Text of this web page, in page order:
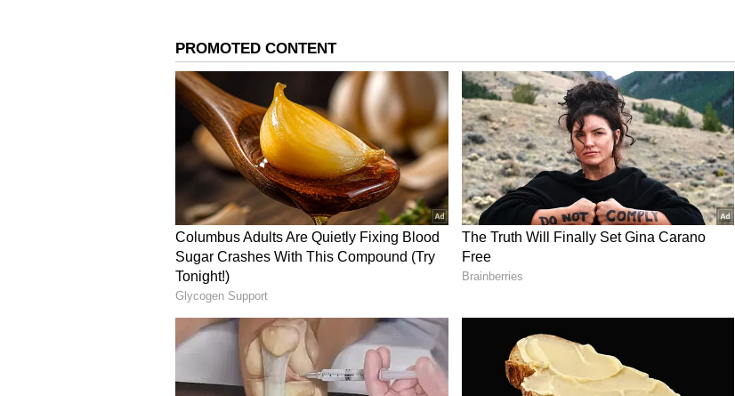
Relationship Anxiety ಗೆ ಕಾರಣಗಳು :
ಸಂಬಂಧದಲ್ಲಿ ಆತಂಕ ಕಾಡಲು ಅನೇಕ ಕಾರಣಗಳಿವೆ. ಪತಿ ಅಥವಾ ಪತ್ನಿ, ತನ್ನ ಸಂಗಾತಿ
ಪರಿಪೂರ್ಣವಾಗಬೇಕೆಂದು ನಿರೀಕ್ಷಿಸಲು ಪ್ರಾರಂಭಿಸಿದಾಗ ಈ ಸಮಸ್ಯೆ ಕೆಲವರಿಗೆ ಕಾಡಲು ಶುರುವಾಗುತ್ತದೆ.
ಸೌಂದರ್ಯ ಕೂಡ ಇದಕ್ಕೆ ಕಾರಣವಾಗಬಹುದು. ಅತಿಯಾದ ತೂಕ,ದೇಹದ ಆಕಾರ,ಬಣ್ಣ ಮತ್ತು ಅನಾರೋಗ್ಯ
ಹೀಗೆ ಅನೇಕ ಕಾರಣಗಳಿಂದ ಸಂಗಾತಿ ನನ್ನ ಬಳಿ ಬರ್ತಿಲ್ಲ ಎಂದು ಇವರು ನಂಬಲು ಶುರು ಮಾಡ್ತಾರೆ. ಇದು
ಮನಸ್ಸಿನಲ್ಲಿ ದೊಡ್ಡ ಮರವಾಗಿ ಬೆಳೆದು ಆತಂಕ ಹೆಚ್ಚಾಗುತ್ತದೆ.
ಇದಲ್ಲದೆ ಸದಾ ಕಾಡುವ ಒತ್ತಡ, ಬಾಲ್ಯದಲ್ಲಿ ನಡೆದ ಕೆಲವು ಘಟನೆಗಳು ಕೂಡ ಇದಕ್ಕೆ ಕಾರಣವಾಗುತ್ತವೆ.